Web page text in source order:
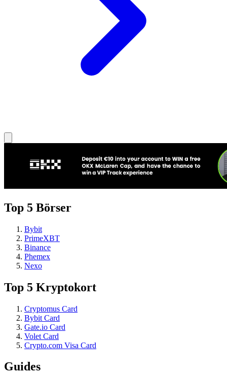
Top 5 Börser
Bybit
PrimeXBT
Binance
Phemex
Nexo
Top 5 Kryptokort
Cryptomus Card
Bybit Card
Gate.io Card
Volet Card
Crypto.com Visa Card
Guides